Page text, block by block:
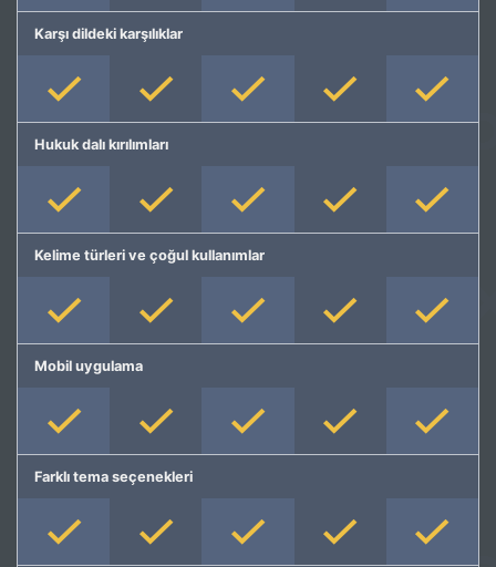
Karşı dildeki karşılıklar
Hukuk dalı kırılımları
Kelime türleri ve çoğul kullanımlar
Mobil uygulama
Farklı tema seçenekleri